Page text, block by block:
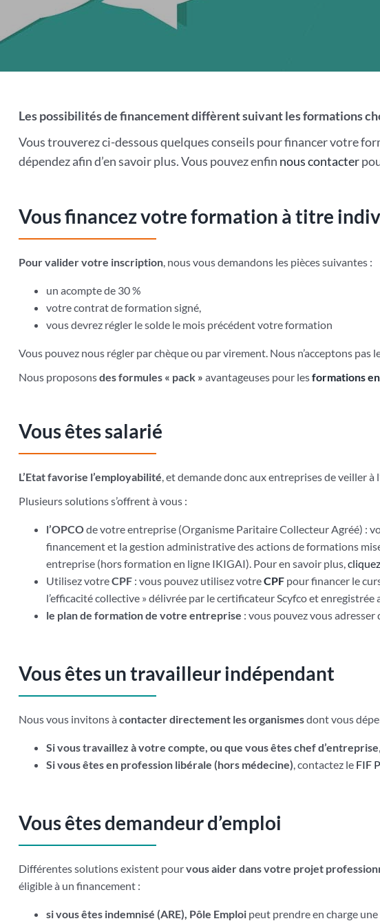
Les possibilités de financement diffèrent suivant les formations
Vous trouverez ci-dessous quelques conseils pour financer votre
dépendez afin d’en savoir plus. Vous pouvez enfin nous contacter
Vous financez votre formation à titre
Pour valider votre inscription, nous vous demandons les pièces suivantes :
un acompte de 30 %
votre contrat de formation signé,
vous devrez régler le solde le mois précédent votre formation
Vous pouvez nous régler par chèque ou par virement. Nous n’acceptons pas
Nous proposonsdes formules « pack » avantageuses pour lesformations
Vous êtes salarié
L’Etat favorise l’employabilité, et demande donc aux entreprises de veiller à
Plusieurs solutions s’offrent à vous :
l’OPCOde votre entreprise (Organisme Paritaire Collecteur Agréé) :
financement et la gestion administrative des actions de formations
entreprise (hors formation en ligne IKIGAI). Pour en savoir plus,
Utilisez votreCPF : vous pouvez utilisez votreCPF pour financer le
l’efficacité collective » délivrée par le certificateur Scyfco et
le plan de formation de votre entreprise : vous pouvez vous
Vous êtes un travailleur indépendant
Nous vous invitons àcontacter directement les organismesdont vous
Si vous travaillez à votre compte, ou que vous êtes chef d’entreprise
Si vous êtes en profession libérale (hors médecine), contactez le FIF
Vous êtes demandeur d’emploi
Différentes solutions existent pourvous aider dans votre projet
éligible à un financement :
si vous êtes indemnisé (ARE), Pôle Emploi peut prendre en charge